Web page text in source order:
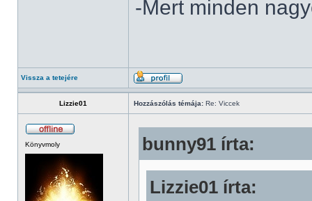
-Mert minden
Vissza a tetejére
Lizzie01 Hozzászólás témája: Re: Viccek
Könyvmoly bunny91 írta:
Lizzie01 írta: